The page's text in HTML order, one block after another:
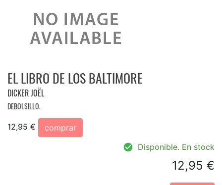
EL LIBRO DE LOS BALTIMORE
DICKER JOËL
DEBOLSILLO.
12,95 €
comprar
Disponible. En stock
12,95 €